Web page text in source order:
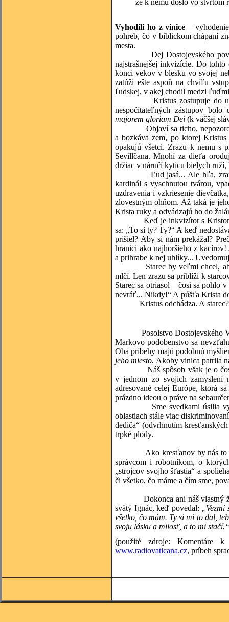
že k nemu došlo vo štvrtom
Vyhodili ho z vinice –
pohreb, čo v biblickom chápaní
mesta.
Dej Dostojevského
najstrašnejšej inkvizície. Do
konci vekov v blesku vo svojej
zatúži ešte aspoň na chvíľu
ľudskej, v akej chodil medzi
Kristus zostupuje do ulíc
nespočítateľných zástupov
majorem gloriam Dei (k väčšej
Objaví sa ticho,
a bozkáva zem, po ktorej
opakujú všetci. Zrazu k nemu s
Sevillčana. Mnohí za dieťa
držiac v náručí kyticu bielych
Ľud jasá... Ale hľa, zrazu
kardinál s vyschnutou tvárou,
uzdravenia i vzkriesenie
zlovestným ohňom. Až taká je
Krista ruky a odvádzajú ho do
Keď je inkvizítor s Kristom na
sa: „To si ty? Ty?“ A keď
prišiel? Aby si nám prekážal?
hranici ako najhoršieho z
a prihrabe k nej uhlíky...
Starec by veľmi chcel, aby
mlčí. Len zrazu sa priblíži k
Starec sa otriasol – čosi sa pohlo
nevráť... Nikdy!“ A púšťa Krista
Kristus odchádza. A starec?
Posolstvo Dostojevského
Markovo podobenstvo sa
Oba príbehy majú podobnú
jeho miesto. Akoby vinica patrila
Náš spôsob však je o čosi
v jednom zo svojich zamyslení
adresované celej Európe, ktorá
prázdno ideou o práve na
Sme svedkami úsilia vyhnať
oblastiach stále viac
dediča“ (odvrhnutím
trpké plody.
Ako kresťanov by nás to
správcom i robotníkom, o
„strojcov svojho šťastia“ a
či všetko, čo máme a čím sme,
Dokonca ani náš vlastný život
svätý Ignác, keď povedal:
všetko, čo mám. Ty si mi to dal,
svoju lásku a milosť, a to mi stačí.“
(použité zdroje: Komentáre
www.radiovaticana.cz, príbeh